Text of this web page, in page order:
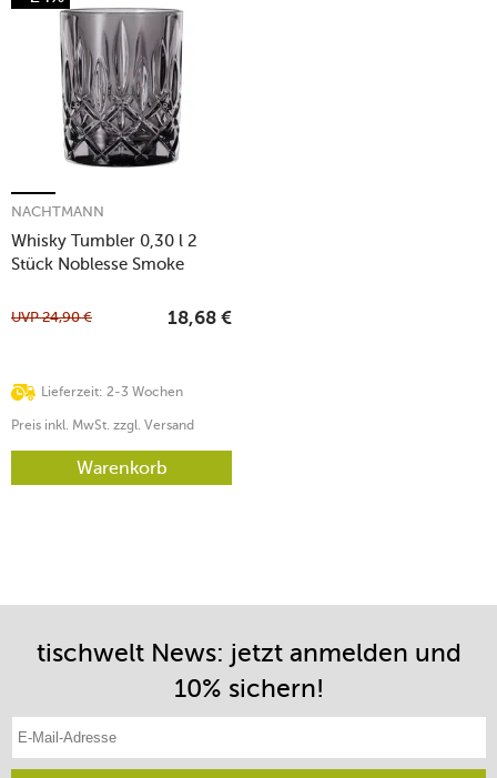
Whisky Tumbler 0,30 l 2
Stück Noblesse Smoke
NACHTMANN
Lieferzeit: 2-3 Wochen
UVP24,90 € 18,68 €
Preis inkl. MwSt. zzgl. Versand
Warenkorb
tischwelt News: jetzt anmelden und
10% sichern!